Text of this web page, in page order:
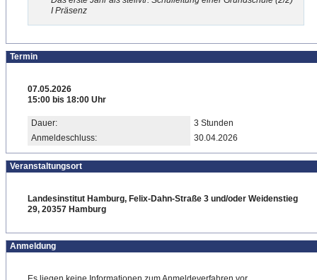
I Präsenz
Termin
07.05.2026
15:00 bis 18:00 Uhr
Dauer:
3 Stunden
Anmeldeschluss:
30.04.2026
Veranstaltungsort
Landesinstitut Hamburg, Felix-Dahn-Straße 3 und/oder Weidenstieg
29, 20357 Hamburg
Anmeldung